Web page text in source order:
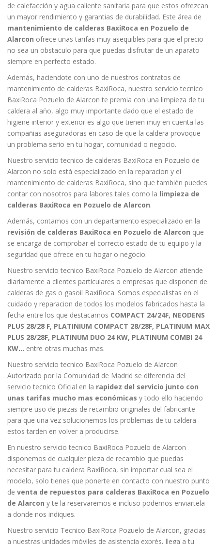
de calefacción y agua caliente sanitaria para que estos ofrezcan
un mayor rendimiento y garantias de durabilidad. Este área de
mantenimiento de calderas BaxiRoca en Pozuelo de
Alarcon ofrece unas tarifas muy asequibles para que el precio
no sea un obstaculo para que puedas disfrutar de un aparato
siempre en perfecto estado.
Además, haciendote con uno de nuestros contratos de
mantenimiento de calderas BaxiRoca, nuestro servicio tecnico
BaxiRoca Pozuelo de Alarcon te premia con una limpieza de tu
caldera al año, algo muy importante dado que el estado de
higiene interior y exterior es algo que tienen muy en cuenta las
compañias aseguradoras en caso de que la caldera provoque
un problema serio en tu hogar, comunidad o negocio.
Nuestro servicio tecnico de calderas BaxiRoca en Pozuelo de
Alarcon no solo está especializado en la reparacion y el
mantenimiento de calderas BaxiRoca, sino que también puedes
contar con nosotros para labores tales como la limpieza de
calderas BaxiRoca en Pozuelo de Alarcon.
Además, contamos con un departamento especializado en la
revisión de calderas BaxiRoca en Pozuelo de Alarcon que
se encarga de comprobar el correcto estado de tu equipo y la
seguridad que ofrece en tu hogar o negocio.
Nuestro servicio tecnico BaxiRoca Pozuelo de Alarcon atiende
diariamente a clientes particulares o empresas que disponen de
calderas de gas o gasoil BaxiRoca. Somos especialistas en el
cuidado y reparacion de todos los modelos fabricados hasta la
fecha entre los que destacamos COMPACT 24/24F, NEODENS
PLUS 28/28 F, PLATINIUM COMPACT 28/28F, PLATINUM MAX
PLUS 28/28F, PLATINUM DUO 24 KW, PLATINUM COMBI 24
KW… entre otras muchas mas.
Nuestro servicio tecnico BaxiRoca Pozuelo de Alarcon
Autorizado por la Comunidad de Madrid se diferencia del
servicio tecnico Oficial en la rapidez del servicio junto con
unas tarifas mucho mas económicas y todo ello haciendo
siempre uso de piezas de recambio originales del fabricante
para que una vez solucionemos los problemas de tu caldera
estos tarden en volver a producirse.
En nuestro servicio tecnico BaxiRoca Pozuelo de Alarcon
disponemos de cualquier pieza de recambio que puedas
necesitar para tu caldera BaxiRoca, sin importar cual sea el
modelo, solo tienes que ponerte en contacto con nuestro punto
de venta de repuestos para calderas BaxiRoca en Pozuelo
de Alarcon y te la reservaremos e incluso podemos enviartela
a donde nos indiques.
Nuestro servicio Tecnico BaxiRoca Pozuelo de Alarcon, gracias
a nuestras unidades móviles de asistencia exprés, llega a tu